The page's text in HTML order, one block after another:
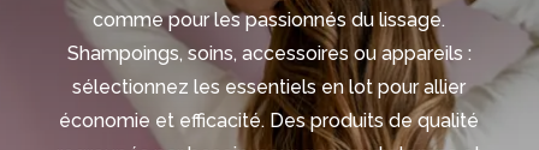
comme pour les passionnés du lissage.
Shampoings, soins, accessoires ou appareils :
sélectionnez les essentiels en lot pour allier
économie et efficacité. Des produits de qualité